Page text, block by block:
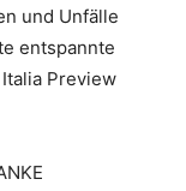
und Unfälle
entspannte
Preview